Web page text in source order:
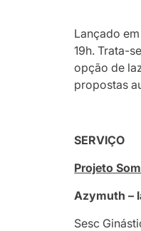
Lançado
19h. Trata-
opção de
propostas
SERVIÇO
Projeto
Azymuth –
Sesc